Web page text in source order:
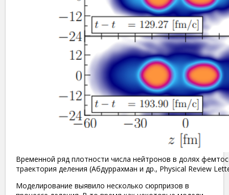
Временной ряд плотности числа нейтронов в долях
траектория деления (Абдуррахман и др., Physical Review
Моделирование выявило несколько сюрпризов в